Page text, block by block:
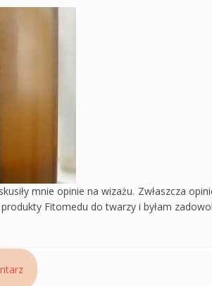
mnie opinie na wizażu. Zwłaszcza
Fitomedu do twarzy i byłam
koloryzowanych Fitomed - Herbata i